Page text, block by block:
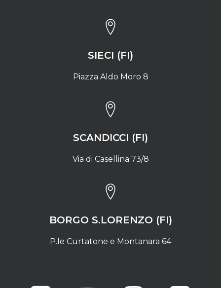
SIECI (FI)
Piazza Aldo Moro 8
SCANDICCI (FI)
Via di Casellina 73/8
BORGO S.LORENZO (FI)
P.le Curtatone e Montanara 64